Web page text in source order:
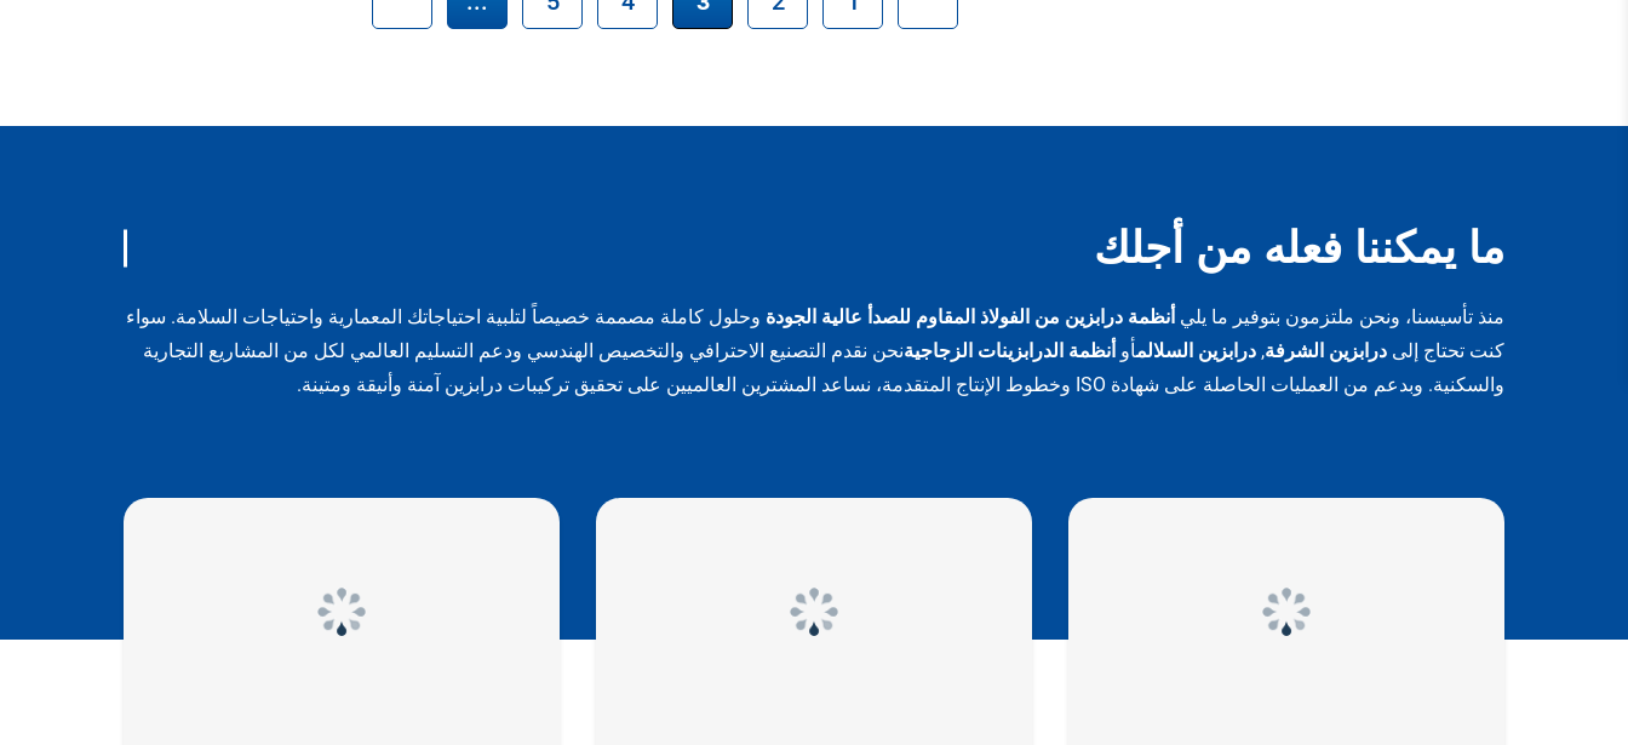
المستقيمة أو المتحولة، كما أنها
ما يمكننا فعله من أجلك
منذ تأسيسنا، ونحن ملتزمون بتوفير ما يليأنظمة درابزين من الفولاذ المقاوم للصدأ عالية الجودة وحلول كاملة مصممة خصيصاً لتلبية احتياجاتك المعمارية واحتياجات السلامة. سواء
كنت تحتاج إلى درابزين الشرفة, درابزين السلالمأوأنظمة الدرابزينات الزجاجيةنحن نقدم التصنيع الاحترافي والتخصيص الهندسي ودعم التسليم العالمي لكل من المشاريع التجارية
والسكنية. وبدعم من العمليات الحاصلة على شهادة ISO وخطوط الإنتاج المتقدمة، نساعد المشترين العالميين على تحقيق تركيبات درابزين آمنة وأنيقة ومتينة.